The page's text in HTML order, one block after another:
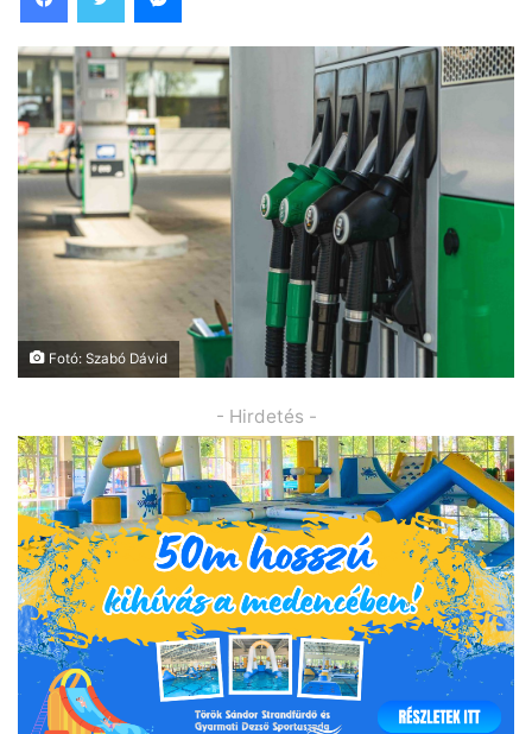
Fotó: Szabó Dávid
- Hirdetés -